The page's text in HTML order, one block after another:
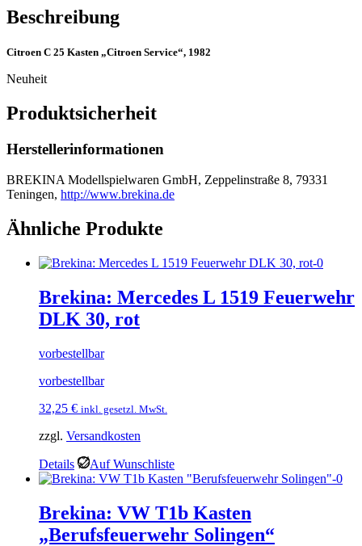
Beschreibung
Citroen C 25 Kasten „Citroen Service“, 1982
Neuheit
Produktsicherheit
Herstellerinformationen
BREKINA Modellspielwaren GmbH, Zeppelinstraße 8, 79331
Teningen, http://www.brekina.de
Ähnliche Produkte
Brekina: Mercedes L 1519 Feuerwehr
DLK 30, rot
vorbestellbar
vorbestellbar
32,25 € inkl. gesetzl. MwSt.
zzgl. Versandkosten
Details Auf Wunschliste
Brekina: VW T1b Kasten
„Berufsfeuerwehr Solingen“